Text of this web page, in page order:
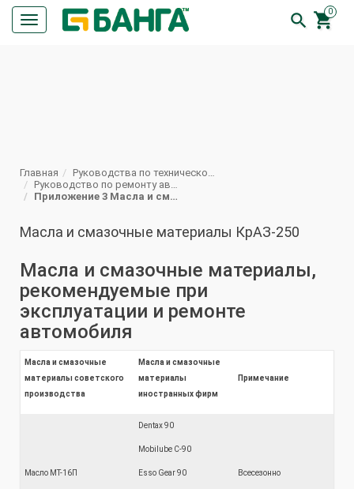
Кнопка
меню
0


Главная
Руководства по техническому обслуживанию и ремонту автомобилей КрАЗ
Руководство по ремонту автомобиля КрАЗ 250
Приложение 3 Масла и смазочные материалы КрАЗ-250
Масла и смазочные материалы КрАЗ-250
Масла и смазочные материалы,
рекомендуемые при
эксплуатации и ремонте
автомобиля
Масла и смазочные
материалы советского
производства
Масла и смазочные
материалы
иностранных фирм
Примечание
Масло МТ-16П
Dentax 90
Mobilube С-90
Esso Gear 90 Всесезонно